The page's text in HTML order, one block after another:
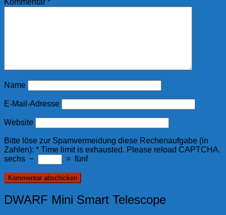
Name
E-Mail-Adresse
Website
Bitte löse zur Spamvermeidung diese Rechenaufgabe (in
Zahlen): * Time limit is exhausted. Please reload CAPTCHA.
sechs − = fünf
DWARF Mini Smart Telescope